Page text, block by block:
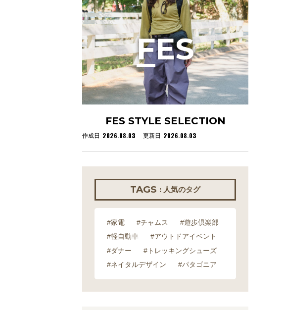
FES STYLE SELECTION
作成日 2026.08.03 更新日 2026.08.03
FES
TAGS : 人気のタグ
#家電 #チャムス
#遊歩倶楽部
#軽自動車
#アウトドアイベント
#ダナー
#トレッキングシューズ
#ネイタルデザイン
#パタゴニア